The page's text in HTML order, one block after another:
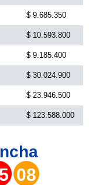
$ 9.685.350
$ 10.593.800
$ 9.185.400
$ 30.024.900
$ 23.946.500
$ 123.588.000
08